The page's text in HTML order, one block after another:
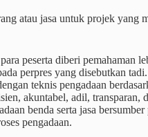
atau jasa untuk projek yang
peserta diberi pemahaman
perpres yang disebutkan tadi.
teknis pengadaan
akuntabel, adil, transparan,
benda serta jasa
pengadaan.